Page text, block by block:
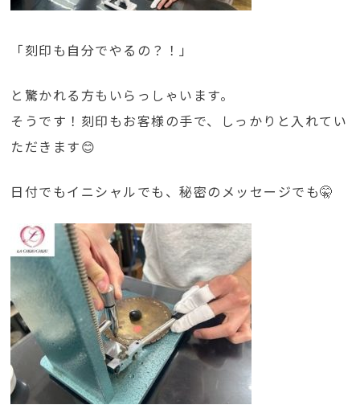
「刻印も自分でやるの？！」
と驚かれる方もいらっしゃいます。
そうです！刻印もお客様の手で、しっかりと入れてい
ただきます😊
日付でもイニシャルでも、秘密のメッセージでも🤫